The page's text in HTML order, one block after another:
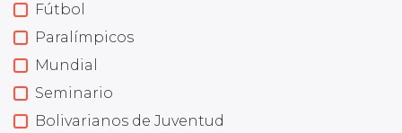
Fútbol
Paralímpicos
Mundial
Seminario
Bolivarianos de Juventud